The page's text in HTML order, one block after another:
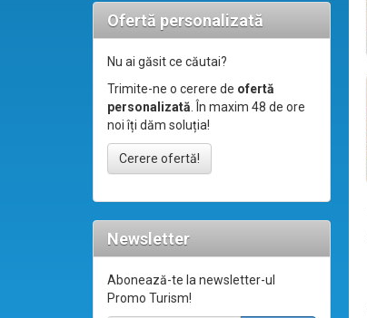
Ofertă personalizată
Nu ai găsit ce căutai?
Trimite-ne o cerere de ofertă
personalizată. În maxim 48 de ore
noi îți dăm soluția!
Cerere ofertă!
Newsletter
Abonează-te la newsletter-ul
Promo Turism!